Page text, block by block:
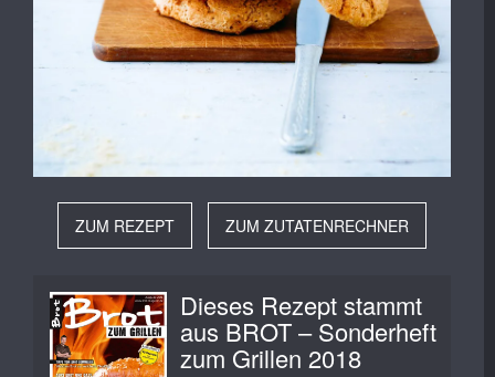
ZUM REZEPT ZUM ZUTATENRECHNER
Dieses Rezept stammt
aus BROT – Sonderheft
zum Grillen 2018